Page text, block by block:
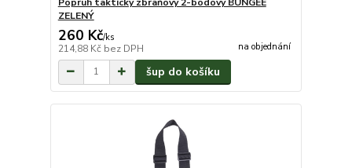
ZELENÝ
260 Kč/ks
214,88 Kč bez DPH na objednání
šup do košíku